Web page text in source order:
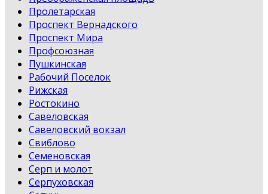
Пролетарская
Проспект Вернадского
Проспект Мира
Профсоюзная
Пушкинская
Рабочий Поселок
Рижская
Ростокино
Савеловская
Савеловский вокзал
Свиблово
Семеновская
Серп и молот
Серпуховская